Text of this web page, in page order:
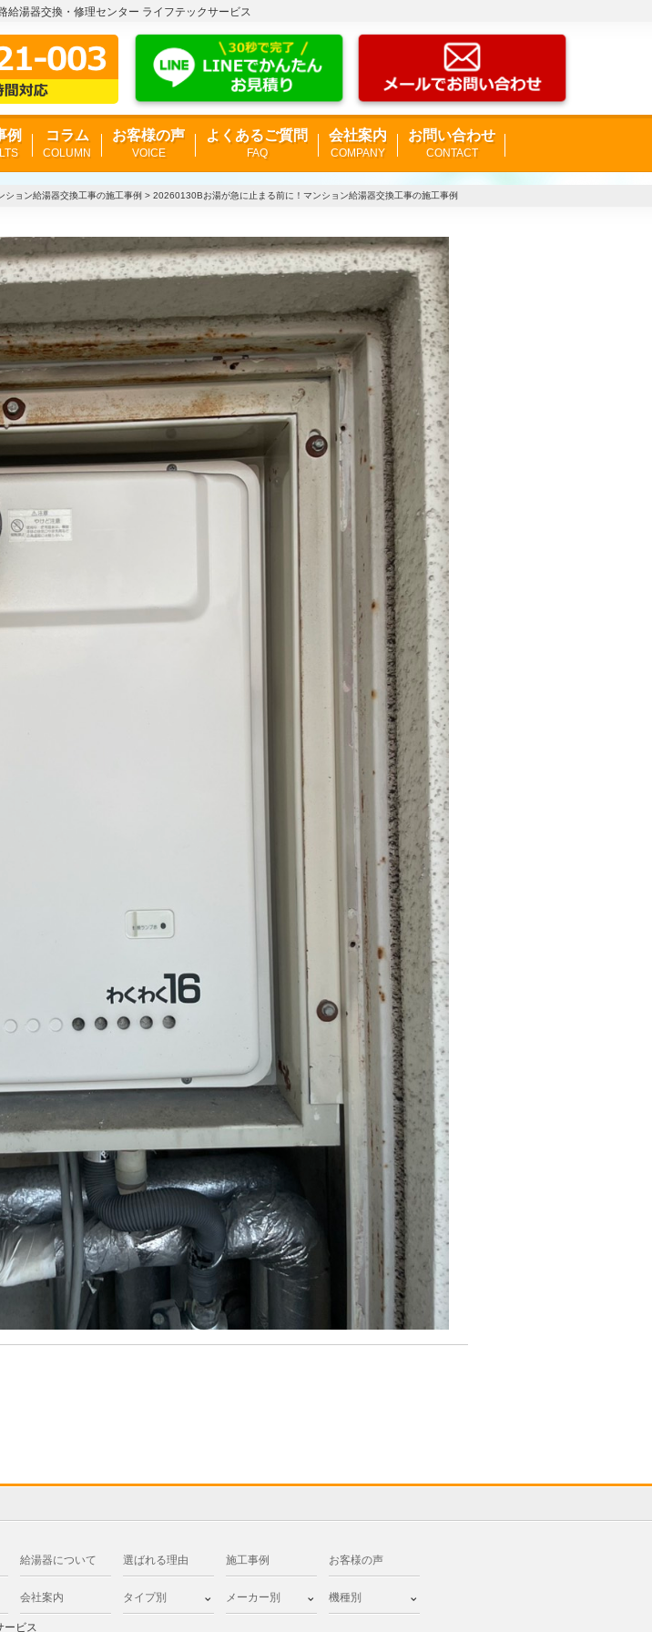
湯器交換・修理センター ライフテックサービス
例 コラム
COLUMN
お客様の声
VOICE
よくあるご質問
FAQ
会社案内
COMPANY
お問い合わせ
CONTACT
ション給湯器交換工事の施工事例 > 20260130Bお湯が急に止まる前に！マンション給湯器交換工事の施工事例
給湯器について 選ばれる理由 施工事例 お客様の声
会社案内 タイプ別 メーカー別 機種別
ービス